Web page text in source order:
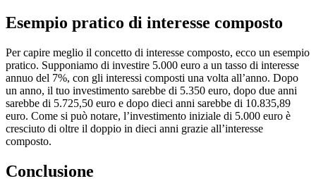
Esempio pratico di interesse composto
Per capire meglio il concetto di interesse composto, ecco un esempio
pratico. Supponiamo di investire 5.000 euro a un tasso di interesse
annuo del 7%, con gli interessi composti una volta all’anno. Dopo
un anno, il tuo investimento sarebbe di 5.350 euro, dopo due anni
sarebbe di 5.725,50 euro e dopo dieci anni sarebbe di 10.835,89
euro. Come si può notare, l’investimento iniziale di 5.000 euro è
cresciuto di oltre il doppio in dieci anni grazie all’interesse
composto.
Conclusione